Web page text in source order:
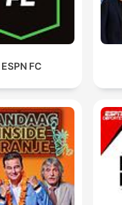
ESPN FC